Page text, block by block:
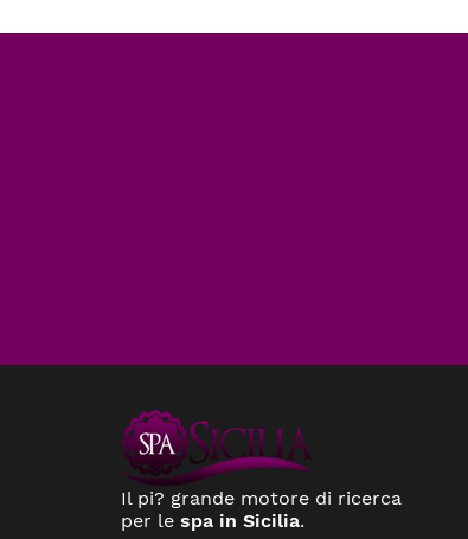
Il pi? grande motore di ricerca
per le spa in Sicilia.